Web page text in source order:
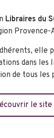
Libraires du
Provence-
elle
dans les
de tous les
le site